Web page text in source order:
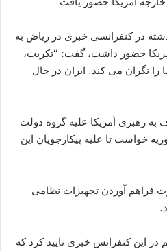
در کنفرانسی خبری در ریاض به
حضور داشت، گفت: “تکریت،
نگران می کند. ایران در حال
به رهبری آمریکا علیه گروه دولت
خواست تا علیه پیکارجویان این
فراهم آوردن تجهیزات نظامی
در این کنفرانس خبری تایید کرد که